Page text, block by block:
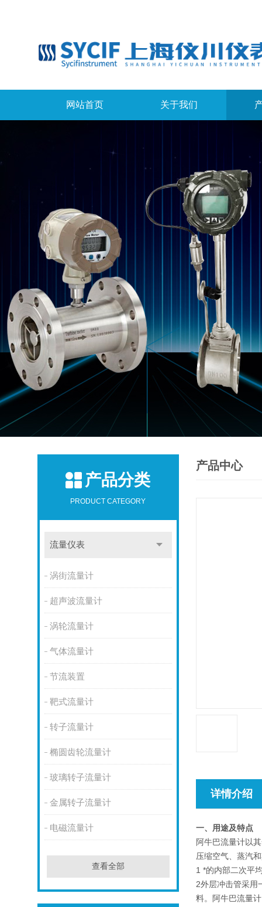
网站首页 关于我们
产品分类
PRODUCT CATEGORY
流量仪表
涡街流量计
超声波流量计
涡轮流量计
气体流量计
节流装置
靶式流量计
转子流量计
椭圆齿轮流量计
玻璃转子流量计
金属转子流量计
电磁流量计
查看全部
产品中心
详情介绍
一、用途及特点
阿牛巴流量计以
压缩空气、蒸汽
1 *的内部二次平
2外层冲击管采用
料。阿牛巴流量计